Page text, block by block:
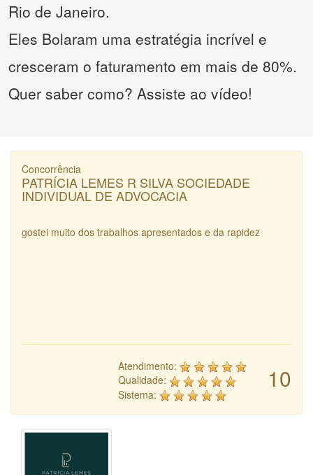
Rio de Janeiro.
Eles Bolaram uma estratégia incrível e
cresceram o faturamento em mais de 80%.
Quer saber como? Assiste ao vídeo!
Concorrência
PATRÍCIA LEMES R SILVA SOCIEDADE
INDIVIDUAL DE ADVOCACIA
gostei muito dos trabalhos apresentados e da rapidez
10
Atendimento:
Qualidade:
Sistema: